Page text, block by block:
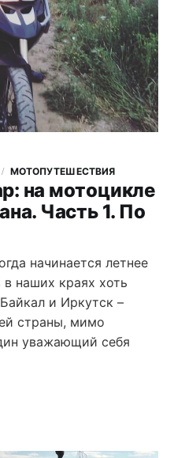
на мотоцикле
Часть 1. По
МОТОПУТЕШЕСТВИЯ
начинается летнее
наших краях хоть
и Иркутск –
страны, мимо
уважающий себя